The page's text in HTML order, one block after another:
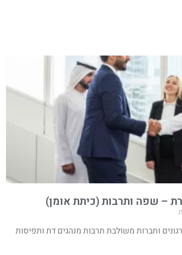
– שפה ותרבות (כיתת אומן)
וחברות משולבת תרבות מנהגים דת ותפיסות